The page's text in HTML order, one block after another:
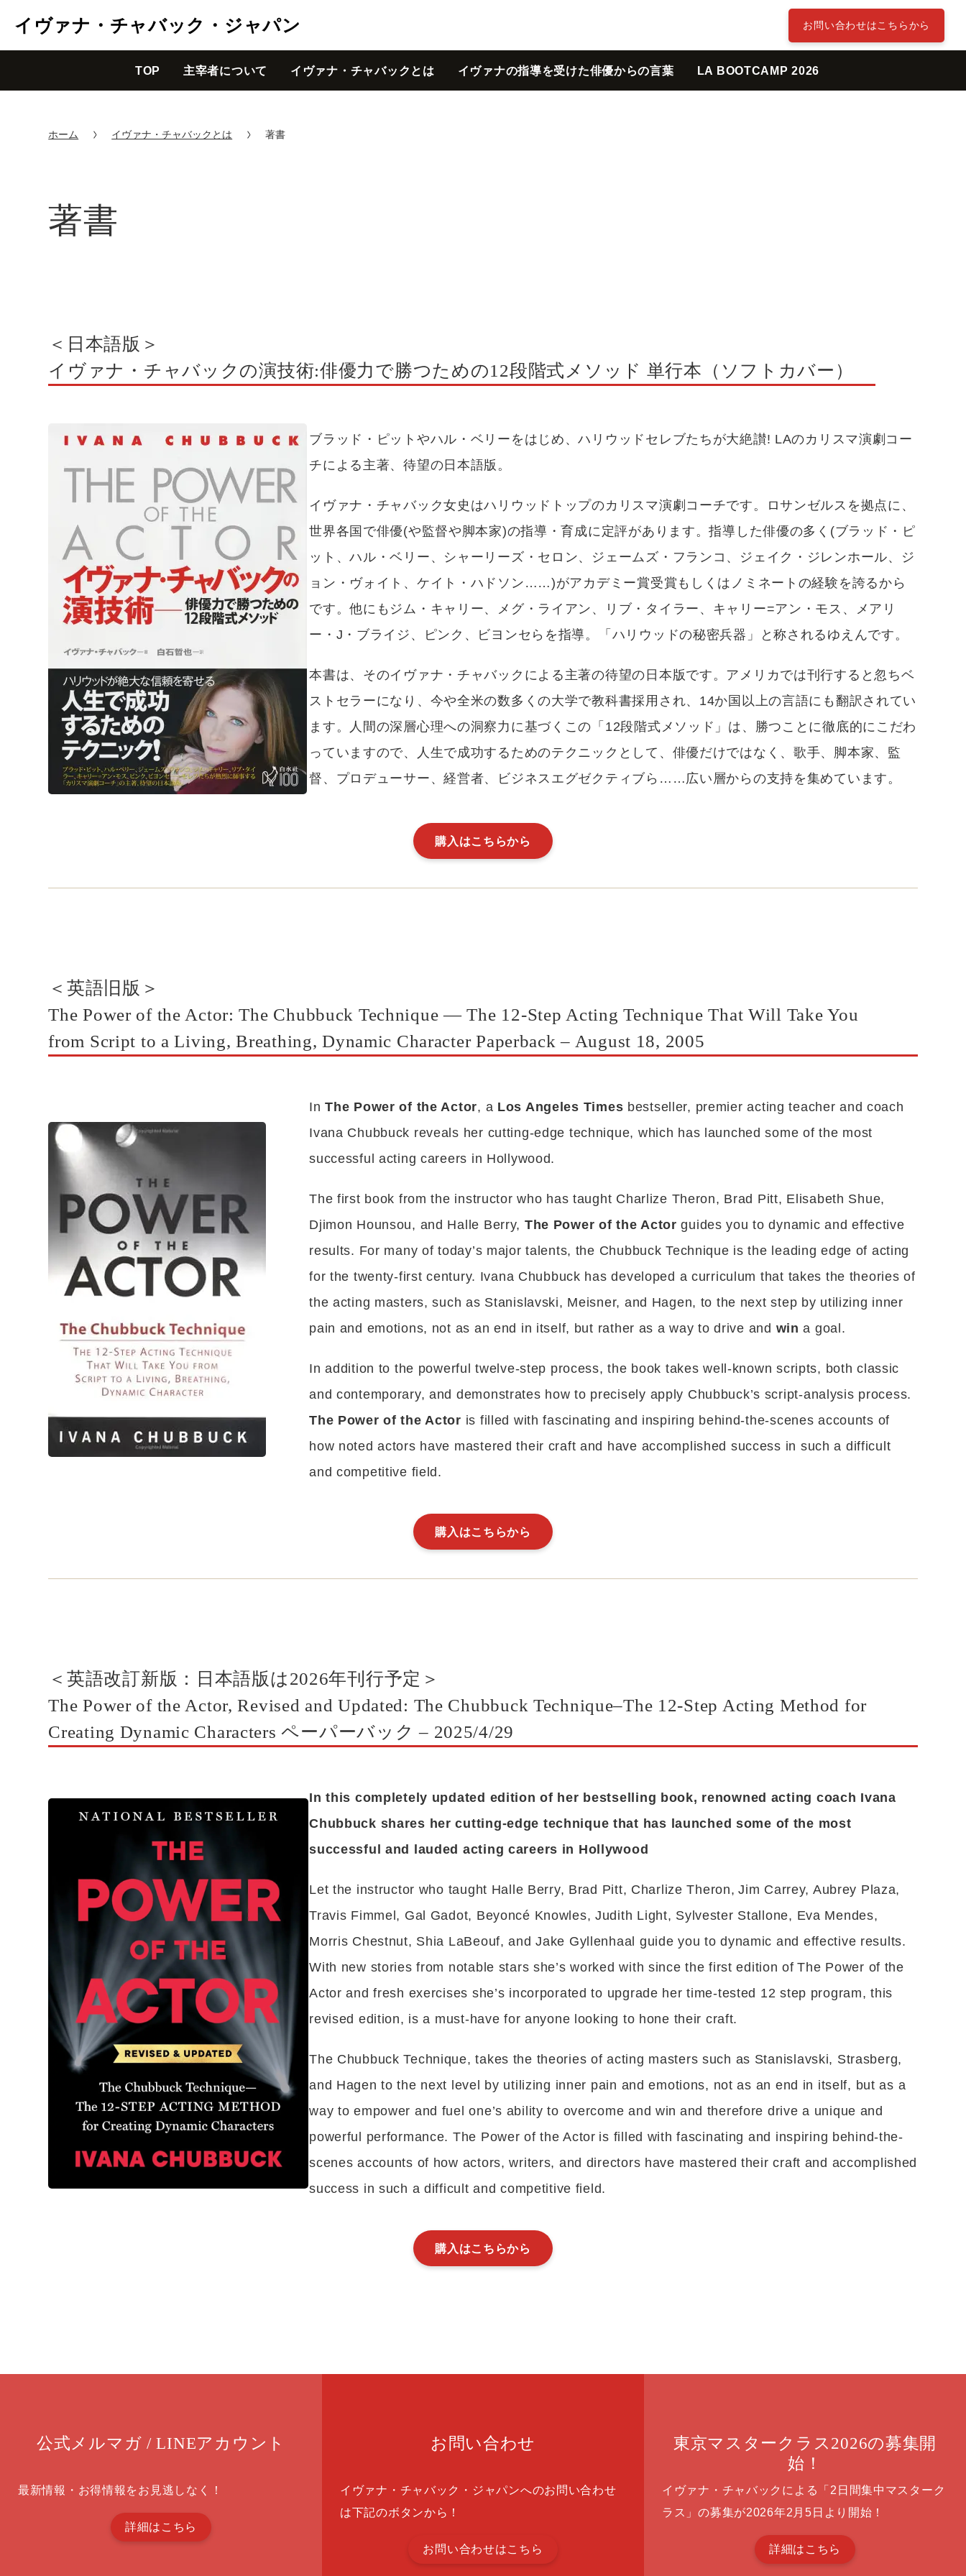
イヴァナ・チャバック・ジャパン お問い合わせはこちらから
TOP 主宰者について イヴァナ・チャバックとは イヴァナの指導を受けた俳優からの言葉 LA BOOTCAMP 2026
ホーム イヴァナ・チャバックとは 著書
著書
＜日本語版＞
イヴァナ・チャバックの演技術:俳優力で勝つための12段階式メソッド 単行本（ソフトカバー）
ブラッド・ピットやハル・ベリーをはじめ、ハリウッドセレブたちが大絶讃! LAのカリスマ演劇コー
チによる主著、待望の日本語版。
イヴァナ・チャバック女史はハリウッドトップのカリスマ演劇コーチです。ロサンゼルスを拠点に、
世界各国で俳優(や監督や脚本家)の指導・育成に定評があります。指導した俳優の多く(ブラッド・ピ
ット、ハル・ベリー、シャーリーズ・セロン、ジェームズ・フランコ、ジェイク・ジレンホール、ジ
ョン・ヴォイト、ケイト・ハドソン……)がアカデミー賞受賞もしくはノミネートの経験を誇るから
です。他にもジム・キャリー、メグ・ライアン、リブ・タイラー、キャリー=アン・モス、メアリ
ー・J・ブライジ、ピンク、ビヨンセらを指導。「ハリウッドの秘密兵器」と称されるゆえんです。
本書は、そのイヴァナ・チャバックによる主著の待望の日本版です。アメリカでは刊行すると忽ちベ
ストセラーになり、今や全米の数多くの大学で教科書採用され、14か国以上の言語にも翻訳されてい
ます。人間の深層心理への洞察力に基づくこの「12段階式メソッド」は、勝つことに徹底的にこだわ
っていますので、人生で成功するためのテクニックとして、俳優だけではなく、歌手、脚本家、監
督、プロデューサー、経営者、ビジネスエグゼクティブら……広い層からの支持を集めています。
購入はこちらから
＜英語旧版＞
The Power of the Actor: The Chubbuck Technique — The 12-Step Acting Technique That Will Take You
from Script to a Living, Breathing, Dynamic Character Paperback – August 18, 2005
InThe Power of the Actor, a Los Angeles Times bestseller, premier acting teacher and coach
Ivana Chubbuck reveals her cutting-edge technique, which has launched some of the most
successful acting careers in Hollywood.
The first book from the instructor who has taught Charlize Theron, Brad Pitt, Elisabeth Shue,
Djimon Hounsou, and Halle Berry, The Power of the Actor guides you to dynamic and effective
results. For many of today’s major talents, the Chubbuck Technique is the leading edge of acting
for the twenty-first century. Ivana Chubbuck has developed a curriculum that takes the theories of
the acting masters, such as Stanislavski, Meisner, and Hagen, to the next step by utilizing inner
pain and emotions, not as an end in itself, but rather as a way to drive and win a goal.
In addition to the powerful twelve-step process, the book takes well-known scripts, both classic
and contemporary, and demonstrates how to precisely apply Chubbuck’s script-analysis process.
The Power of the Actor is filled with fascinating and inspiring behind-the-scenes accounts of
how noted actors have mastered their craft and have accomplished success in such a difficult
and competitive field.
購入はこちらから
＜英語改訂新版：日本語版は2026年刊行予定＞
The Power of the Actor, Revised and Updated: The Chubbuck Technique–The 12-Step Acting Method for
Creating Dynamic Characters ペーパーバック – 2025/4/29
In this completely updated edition of her bestselling book, renowned acting coach Ivana
Chubbuck shares her cutting-edge technique that has launched some of the most
successful and lauded acting careers in Hollywood
Let the instructor who taught Halle Berry, Brad Pitt, Charlize Theron, Jim Carrey, Aubrey Plaza,
Travis Fimmel, Gal Gadot, Beyoncé Knowles, Judith Light, Sylvester Stallone, Eva Mendes,
Morris Chestnut, Shia LaBeouf, and Jake Gyllenhaal guide you to dynamic and effective results.
With new stories from notable stars she’s worked with since the first edition of The Power of the
Actor and fresh exercises she’s incorporated to upgrade her time-tested 12 step program, this
revised edition, is a must-have for anyone looking to hone their craft.
The Chubbuck Technique, takes the theories of acting masters such as Stanislavski, Strasberg,
and Hagen to the next level by utilizing inner pain and emotions, not as an end in itself, but as a
way to empower and fuel one’s ability to overcome and win and therefore drive a unique and
powerful performance. The Power of the Actor is filled with fascinating and inspiring behind-the-
scenes accounts of how actors, writers, and directors have mastered their craft and accomplished
success in such a difficult and competitive field.
購入はこちらから
公式メルマガ / LINEアカウント
最新情報・お得情報をお見逃しなく！
詳細はこちら
お問い合わせ
イヴァナ・チャバック・ジャパンへのお問い合わせ
は下記のボタンから！
お問い合わせはこちら
東京マスタークラス2026の募集開
始！
イヴァナ・チャバックによる「2日間集中マスターク
ラス」の募集が2026年2月5日より開始！
詳細はこちら